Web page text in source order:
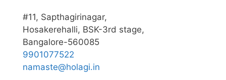
#11, Sapthagirinagar,
Hosakerehalli, BSK-3rd stage,
Bangalore-560085
9901077522
namaste@holagi.in